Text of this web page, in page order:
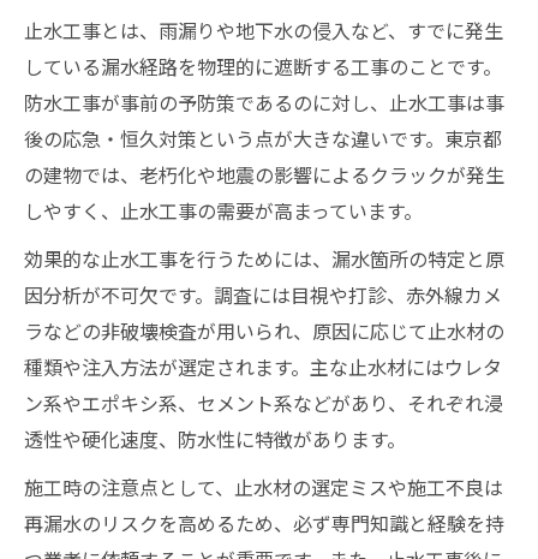
止水工事とは、雨漏りや地下水の侵入など、すでに発生
している漏水経路を物理的に遮断する工事のことです。
防水工事が事前の予防策であるのに対し、止水工事は事
後の応急・恒久対策という点が大きな違いです。東京都
の建物では、老朽化や地震の影響によるクラックが発生
しやすく、止水工事の需要が高まっています。
効果的な止水工事を行うためには、漏水箇所の特定と原
因分析が不可欠です。調査には目視や打診、赤外線カメ
ラなどの非破壊検査が用いられ、原因に応じて止水材の
種類や注入方法が選定されます。主な止水材にはウレタ
ン系やエポキシ系、セメント系などがあり、それぞれ浸
透性や硬化速度、防水性に特徴があります。
施工時の注意点として、止水材の選定ミスや施工不良は
再漏水のリスクを高めるため、必ず専門知識と経験を持